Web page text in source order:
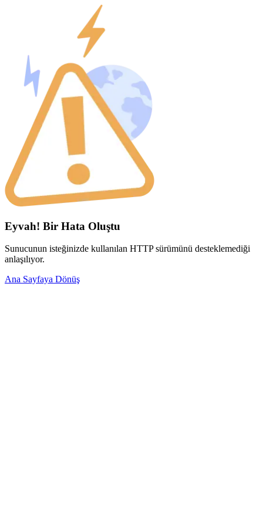
Eyvah! Bir Hata Oluştu
Sunucunun isteğinizde kullanılan HTTP sürümünü desteklemediği
anlaşılıyor.
Ana Sayfaya Dönüş